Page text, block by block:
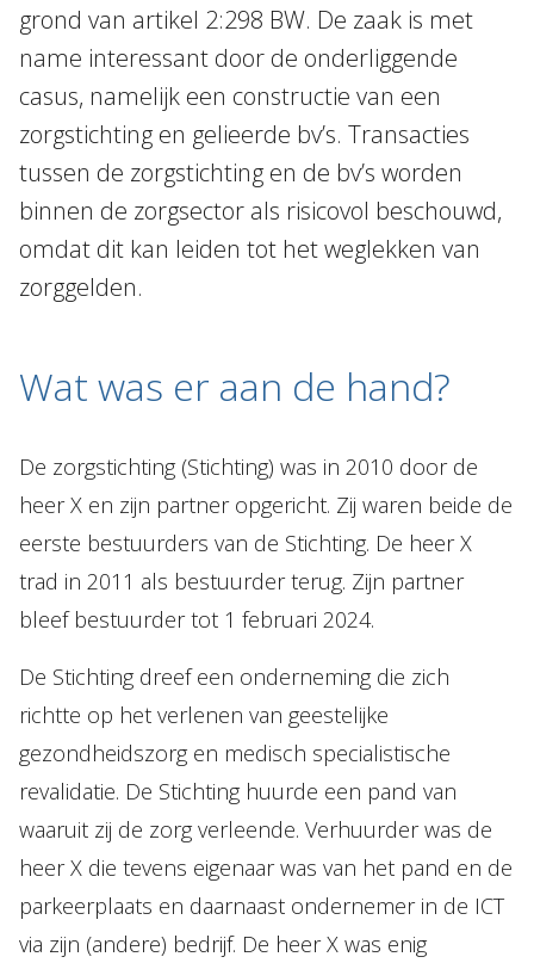
Nieuws
NL EN DE FR
grond van artikel 2:298 BW. De zaak is met
name interessant door de onderliggende
casus, namelijk een constructie van een
zorgstichting en gelieerde bv’s. Transacties
tussen de zorgstichting en de bv’s worden
binnen de zorgsector als risicovol beschouwd,
omdat dit kan leiden tot het weglekken van
zorggelden.
Wat was er aan de hand?
De zorgstichting (Stichting) was in 2010 door de
heer X en zijn partner opgericht. Zij waren beide de
eerste bestuurders van de Stichting. De heer X
trad in 2011 als bestuurder terug. Zijn partner
bleef bestuurder tot 1 februari 2024.
De Stichting dreef een onderneming die zich
richtte op het verlenen van geestelijke
gezondheidszorg en medisch specialistische
revalidatie. De Stichting huurde een pand van
waaruit zij de zorg verleende. Verhuurder was de
heer X die tevens eigenaar was van het pand en de
parkeerplaats en daarnaast ondernemer in de ICT
via zijn (andere) bedrijf. De heer X was enig